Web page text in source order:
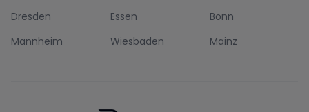
Dresden
Essen
Bonn
Mannheim
Wiesbaden Mainz